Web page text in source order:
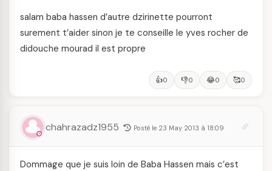
salam baba hassen d’autre dzirinette pourront
surement t’aider sinon je te conseille le yves rocher de
didouche mourad il est propre
👍0 👎0 😂0 🥰0
chahrazadz1955 Posté le 23 May 2013 à 18:09
Dommage que je suis loin de Baba Hassen mais c’est